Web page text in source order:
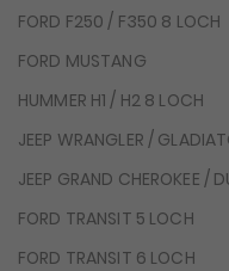
FORD F250 / F350 8 LOCH
FORD MUSTANG
HUMMER H1 / H2 8 LOCH
JEEP WRANGLER /
JEEP GRAND CHEROKEE /
FORD TRANSIT 5 LOCH
FORD TRANSIT 6 LOCH